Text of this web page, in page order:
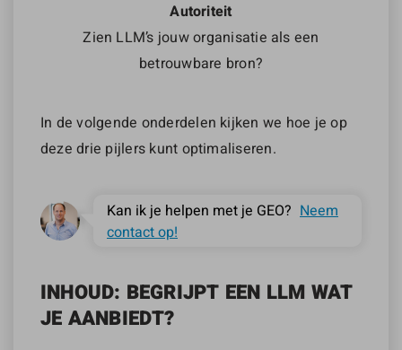
Autoriteit
Zien LLM’s jouw organisatie als een
betrouwbare bron?
In de volgende onderdelen kijken we hoe je op
deze drie pijlers kunt optimaliseren.
Kan ik je helpen met je GEO? Neem
contact op!
INHOUD: BEGRIJPT EEN LLM WAT
JE AANBIEDT?